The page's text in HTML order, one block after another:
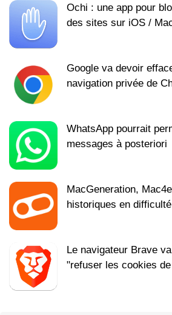
Ochi : une app pour
des sites sur iOS /
Google va devoir
navigation privée de
WhatsApp pourrait
messages à posteriori
MacGeneration,
historiques en difficulté
Le navigateur Brave
"refuser les cookies